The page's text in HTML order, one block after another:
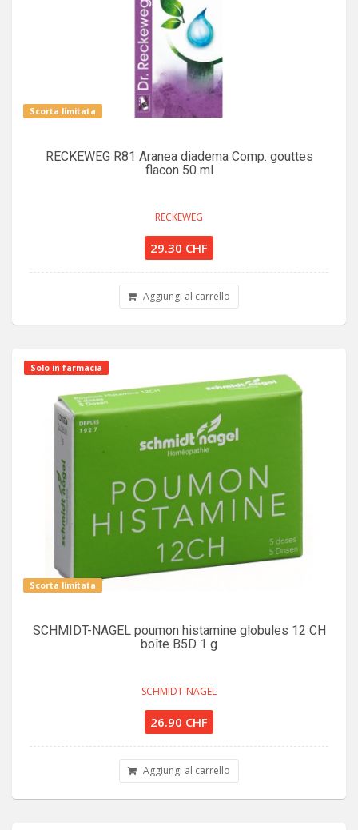
Scorta limitata
RECKEWEG R81 Aranea diadema Comp. gouttes
flacon 50 ml
RECKEWEG
29.30 CHF
Aggiungi al carrello
Solo in farmacia
Scorta limitata
SCHMIDT-NAGEL poumon histamine globules 12 CH
boîte B5D 1 g
SCHMIDT-NAGEL
26.90 CHF
Aggiungi al carrello